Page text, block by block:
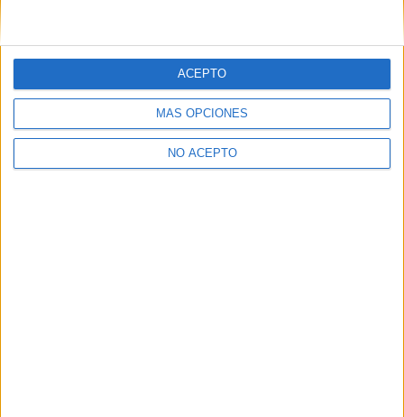
MÁS OPCIONES
NO ACEPTO
ACEPTO
Y como regalo de agradecimiento, por registrarte te daremos
gratis una copia de nuestro ebook con 100 consejos para tu
primer año de universidad